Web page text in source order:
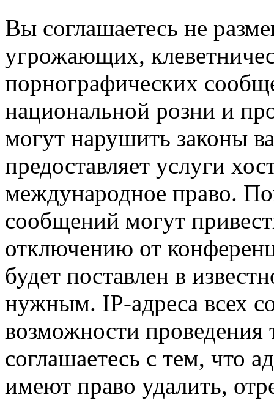
Вы соглашаетесь не
угрожающих,
порнографических
национальной розни и
могут нарушить законы
предоставляет услуги
международное право.
сообщений могут
отключению от
будет поставлен в
нужным. IP-адреса всех
возможности
соглашаетесь с тем, что
имеют право удалить,